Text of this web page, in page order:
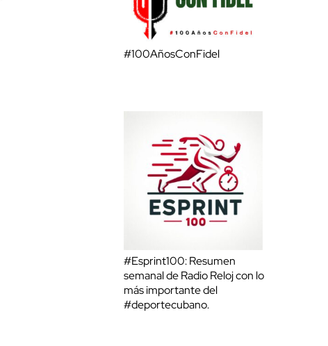
#100AñosConFidel
#Esprint100: Resumen
semanal de Radio Reloj con lo
más importante del
#deportecubano.